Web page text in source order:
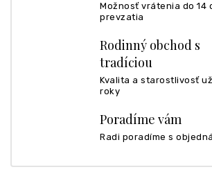
Možnosť vrátenia do 14
prevzatia
Rodinný obchod s
tradíciou
Kvalita a starostlivosť
roky
Poradíme vám
Radi poradíme s